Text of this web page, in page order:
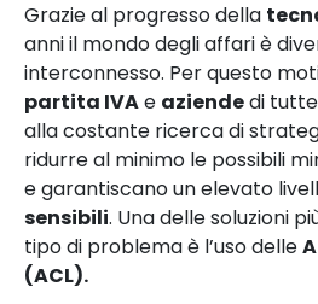
Grazie al progresso della
anni il mondo degli affari è
interconnesso. Per questo
partita IVAe aziendedi
alla costante ricerca di
ridurre al minimo le possibili
e garantiscano un elevato
sensibili. Una delle soluzioni
tipo di problema è l’uso delle
(ACL).